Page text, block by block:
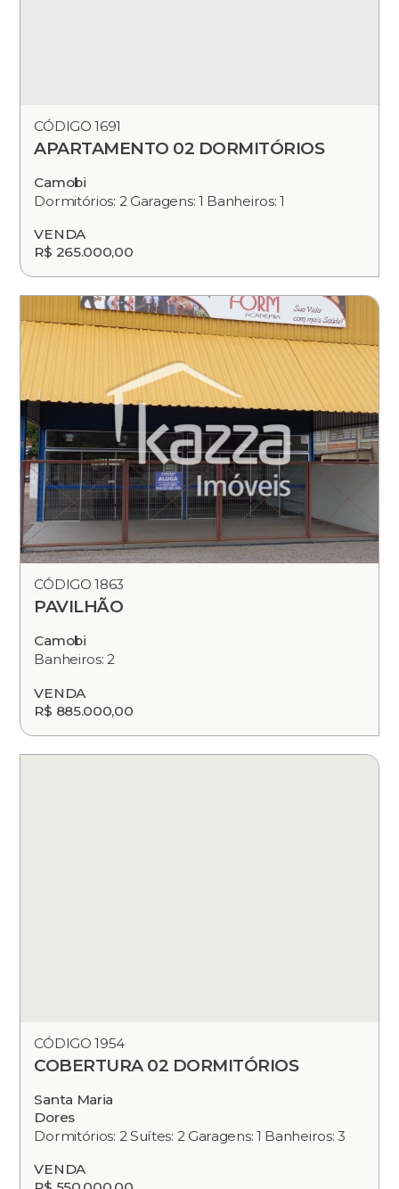
CÓDIGO 1691
APARTAMENTO 02 DORMITÓRIOS
Camobi
Dormitórios: 2 Garagens: 1 Banheiros: 1
VENDA
R$ 265.000,00
CÓDIGO 1863
PAVILHÃO
Camobi
Banheiros: 2
VENDA
R$ 885.000,00
CÓDIGO 1954
COBERTURA 02 DORMITÓRIOS
Santa Maria
Dores
Dormitórios: 2 Suítes: 2 Garagens: 1 Banheiros: 3
VENDA